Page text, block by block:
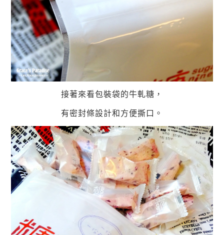
接著來看包裝袋的牛軋糖，
有密封條設計和方便撕口。